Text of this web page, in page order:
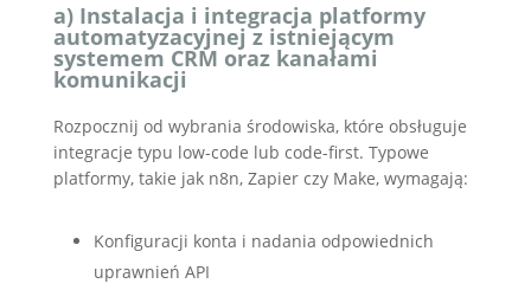
a) Instalacja i integracja platformy
automatyzacyjnej z istniejącym
systemem CRM oraz kanałami
komunikacji
Rozpocznij od wybrania środowiska, które obsługuje
integracje typu low-code lub code-first. Typowe
platformy, takie jak n8n, Zapier czy Make, wymagają:
Konfiguracji konta i nadania odpowiednich
uprawnień API